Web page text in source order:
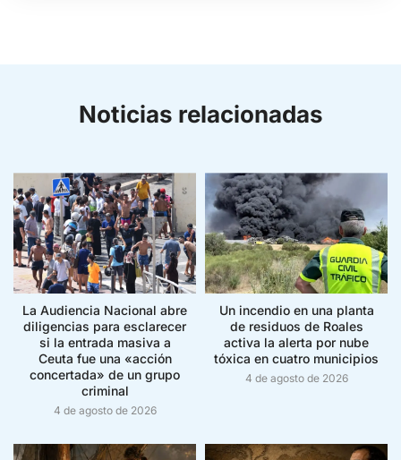
Noticias relacionadas
La Audiencia Nacional abre
diligencias para esclarecer
si la entrada masiva a
Ceuta fue una «acción
concertada» de un grupo
criminal
4 de agosto de 2026
Un incendio en una planta
de residuos de Roales
activa la alerta por nube
tóxica en cuatro municipios
4 de agosto de 2026